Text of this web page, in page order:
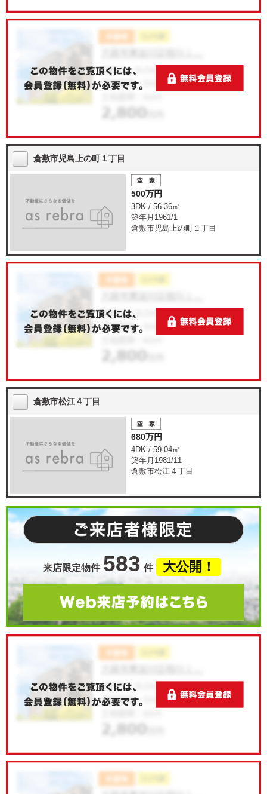
倉敷市児島上の町１丁目
500万円
3DK / 56.36㎡
築年月1961/1
倉敷市児島上の町１丁目
倉敷市松江４丁目
680万円
4DK / 59.04㎡
築年月1981/11
倉敷市松江４丁目
来店限定物件 583 件 大公開！